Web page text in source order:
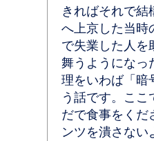
きればそれで
へ上京した当時
で失業した人を
舞うようになっ
理をいわば「暗
う話です。こ
だで食事をくだ
ンツを潰さない